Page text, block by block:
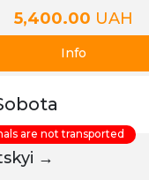
5,400.00 UAH
Info
→
are not transported